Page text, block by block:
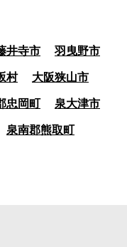
井寺市 羽曳野市
村 大阪狭山市
忠岡町 泉大津市
泉南郡熊取町